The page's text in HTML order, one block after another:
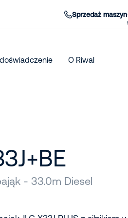
Sprzedaż maszyn
O Riwal
- 33.0m Diesel